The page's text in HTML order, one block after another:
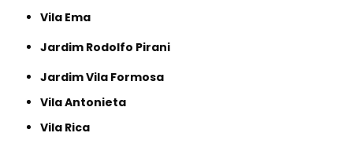
Vila Ema
Jardim Rodolfo Pirani
Jardim Vila Formosa
Vila Antonieta
Vila Rica